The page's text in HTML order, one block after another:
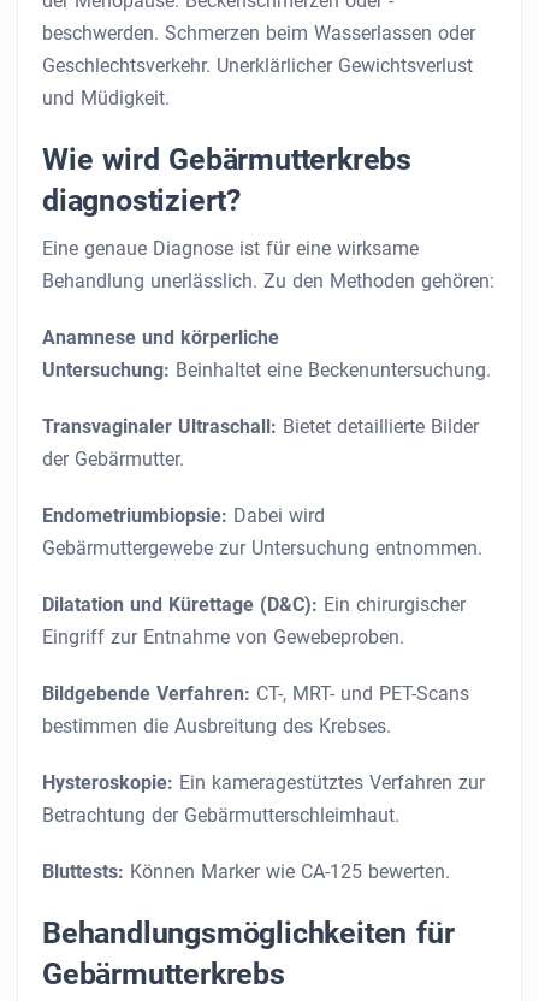
beschwerden. Schmerzen beim Wasserlassen oder
Geschlechtsverkehr. Unerklärlicher Gewichtsverlust
und Müdigkeit.
Wie wird Gebärmutterkrebs
diagnostiziert?
Eine genaue Diagnose ist für eine wirksame
Behandlung unerlässlich. Zu den Methoden gehören:
Anamnese und körperliche
Untersuchung: Beinhaltet eine Beckenuntersuchung.
Transvaginaler Ultraschall: Bietet detaillierte Bilder
der Gebärmutter.
Endometriumbiopsie: Dabei wird
Gebärmuttergewebe zur Untersuchung entnommen.
Dilatation und Kürettage (D&C): Ein chirurgischer
Eingriff zur Entnahme von Gewebeproben.
Bildgebende Verfahren: CT-, MRT- und PET-Scans
bestimmen die Ausbreitung des Krebses.
Hysteroskopie: Ein kameragestütztes Verfahren zur
Betrachtung der Gebärmutterschleimhaut.
Bluttests: Können Marker wie CA-125 bewerten.
Behandlungsmöglichkeiten für
Gebärmutterkrebs